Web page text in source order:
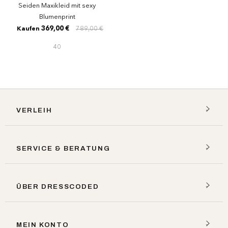
Seiden Maxikleid mit sexy
Blumenprint
789,00 €
Kaufen 369,00 €
40
VERLEIH
SERVICE & BERATUNG
ÜBER DRESSCODED
MEIN KONTO